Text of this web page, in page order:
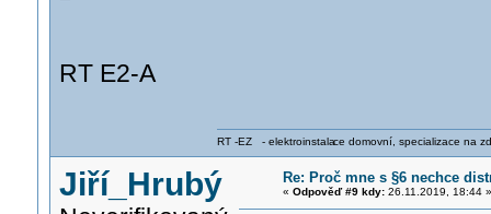
RT E2-A
RT -EZ - elektroinstalace domovní, specializace na
Jiří_Hrubý Re: Proč mne s §6 nechce
« Odpověď #9 kdy:26.11.2019, 18:44 »